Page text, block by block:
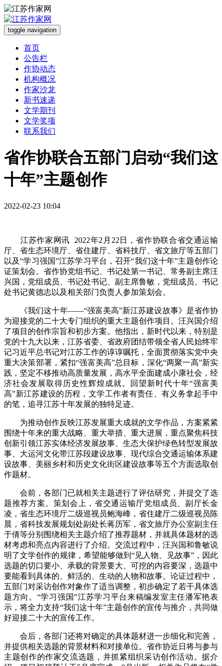
toggle navigation
首页
公告栏
作协动态
机构概况
作家沙龙
新书速递
文学期刊
文学奖项
联系我们
省作协联合五部门启动“我们这
十年”主题创作
2022-02-23 10:04
江苏作家网讯 2022年2月22日，省作协联合省交通运输
厅、省生态环境厅、省住建厅、省科技厅、省文旅厅等五部门
以及“学习强国”江苏学习平台，召开“我们这十年”主题创作论
证策划会。省作协党组书记、书记处第一书记、常务副主席汪
兴国，党组成员、书记处书记、副主席鲁敏，党组成员、书记
处书记黄德志以及相关部门负责人参加策划会。
《我们这十年——“强富美高”新江苏建设故事》是省作协
为迎接党的二十大专门组织的重大主题创作项目。汪兴国介绍
了项目的创作宗旨和初步方案。他指出，新时代以来，特别是
党的十九大以来，江苏省委、省政府团结带领全省人民始终牢
记习近平总书记对江苏工作的谆谆嘱托，全面贯彻落实党中央
重大决策部署，紧扣“强富美高”总目标，深化“两聚一高”新实
践，坚定不移推动高质量发展，高水平全面建成小康社会，经
济社会发展取得历史性辉煌成就。回望新时代十年“强富美
高”新江苏建设的历程，文学工作者有责任、有义务拿起手中
的笔，追寻江苏十年发展的独特足迹。
为推动创作反映江苏发展重大成就的文学作品，方案紧紧
围绕十年来的重大战略、重大举措、重大进展，重点聚焦科技
创新引领江苏实体经济发展故事、生态大保护绿色转型发展故
事、大运河文化带江苏段建设故事、现代综合交通运输体系建
设故事、美丽乡村和历史文化街区建设故事等五个方面选取创
作题材。
会前，各部门已就相关主题进行了评估研究，并提交了选
题推荐方案。策划会上，省交通运输厅党组成员、副厅长金
凌，省生态环境厅二级巡视员鲍海峰，省住建厅二级巡视员陈
晨，省科技发展规划处副处长蒋历军，省文旅厅办公室副主任
于倩等分别围绕相关主题介绍了推荐题材，并就具体题材的选
材考虑和亮点内容进行了介绍。交流过程中，汪兴国和鲁敏说
明了文学创作的规律，希望能够做到“见人物、见故事”，因此
选题的切口要小、承载的背景要大、可挖的内容要深，选题中
要能看到具体的、鲜活的、生动的人物和故事。论证过程中，
五部门对采访创作对象作了适当调整，初步确定了若干具体选
题方向。“学习强国”江苏学习平台来稿编发室主任潘军艳表
示，将全力支持“我们这十年”主题创作的宣传与推介，共同做
好迎接二十大的宣传工作。
会后，各部门还将对确定的具体题材进一步细化和完善，
并提供相关选题的背景材料和对接单位。省作协近日将与参与
主题创作的作家交流选题，并抓紧组织采访创作活动。据介